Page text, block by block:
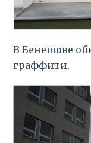
В Бенешове
граффити.